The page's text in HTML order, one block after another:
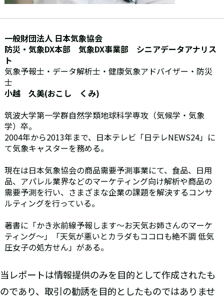
一般財団法人 日本気象協会
防災・気象DX本部 気象DX事業部 シニアデータアナリス
ト
気象予報士・データ解析士・健康気象アドバイザー・防災
士
小越 久美(おこし くみ)
筑波大学第一学群自然学類地球科学専攻（気候学・気象
学）卒。
2004年から2013年まで、日本テレビ「日テレNEWS24」に
て気象キャスターを務める。
現在は日本気象協会の商品需要予測事業にて、食品、日用
品、アパレル業界などのマーケティング向け解析や商品の
需要予測を行い、さまざまな企業の課題を解決するコンサ
ルティングを行っている。
著書に「かき氷前線予報します～お天気お姉さんのマーケ
ティング～」「天気が悪いとカラダもココロも絶不調 低気
圧女子の処方せん」がある。
当レポートは情報提供のみを目的として作成されたも
のであり、取引の勧誘を目的としたものではありませ